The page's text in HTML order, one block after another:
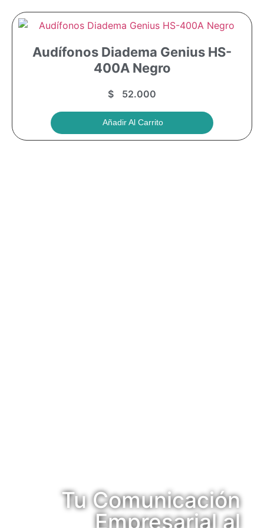
Audífonos Diadema Genius HS-
400A Negro
$ 52.000
Añadir Al Carrito
Tu Comunicación
Empresarial al